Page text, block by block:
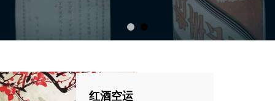
红酒空运